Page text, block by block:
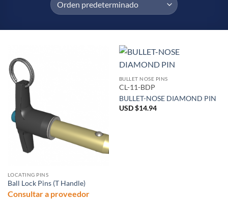
LOCATING PINS
Ball Lock Pins (T Handle)
Consultar a proveedor
BULLET NOSE PINS
CL-11-BDP
BULLET-NOSE DIAMOND PIN
USD $14.94